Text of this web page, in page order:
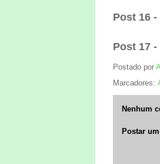
Post 16 -
Post 17 -
Postado por
Marcadores:
Nenhum
Postar